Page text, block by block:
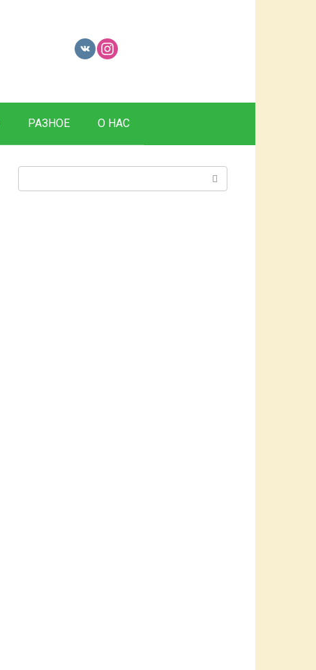
РАЗНОЕ О НАС